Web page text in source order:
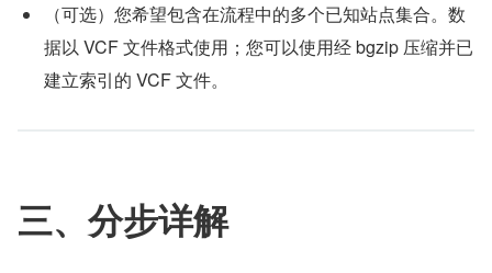
（可选）您希望包含在流程中的多个已知站点集合。数
据以 VCF 文件格式使用；您可以使用经 bgzip 压缩并已
建立索引的 VCF 文件。
三、分步详解